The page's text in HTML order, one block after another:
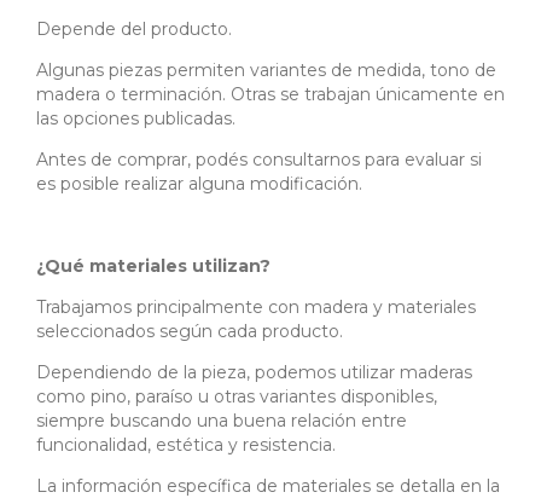
Depende del producto.
Algunas piezas permiten variantes de medida, tono de
madera o terminación. Otras se trabajan únicamente en
las opciones publicadas.
Antes de comprar, podés consultarnos para evaluar si
es posible realizar alguna modificación.
¿Qué materiales utilizan?
Trabajamos principalmente con madera y materiales
seleccionados según cada producto.
Dependiendo de la pieza, podemos utilizar maderas
como pino, paraíso u otras variantes disponibles,
siempre buscando una buena relación entre
funcionalidad, estética y resistencia.
La información específica de materiales se detalla en la